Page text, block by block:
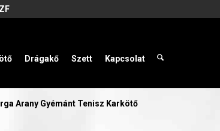
Drágakő Szett Kapcsolat
Arany Gyémánt Tenisz Karkötő